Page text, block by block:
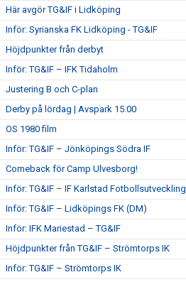
Här avgör TG&IF i Lidköping
Inför: Syrianska FK Lidköping - TG&IF
Höjdpunkter från derbyt
Inför: TG&IF – IFK Tidaholm
Justering B och C-plan
Derby på lördag | Avspark 15.00
OS 1980 film
Inför: TG&IF – Jönköpings Södra IF
Comeback för Camp Ulvesborg!
Inför: TG&IF – IF Karlstad Fotbollsutveckling
Inför: TG&IF – Lidköpings FK (DM)
Inför: IFK Mariestad – TG&IF
Höjdpunkter från TG&IF – Strömtorps IK
Inför: TG&IF – Strömtorps IK